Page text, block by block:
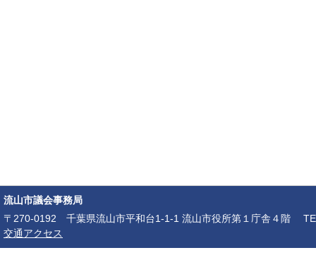
流山市議会事務局
〒270-0192 千葉県流山市平和台1-1-1 流山市役所第１庁舎４階
交通アクセス